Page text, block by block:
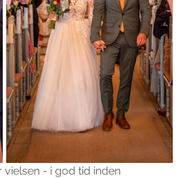
vielsen - i god tid inden